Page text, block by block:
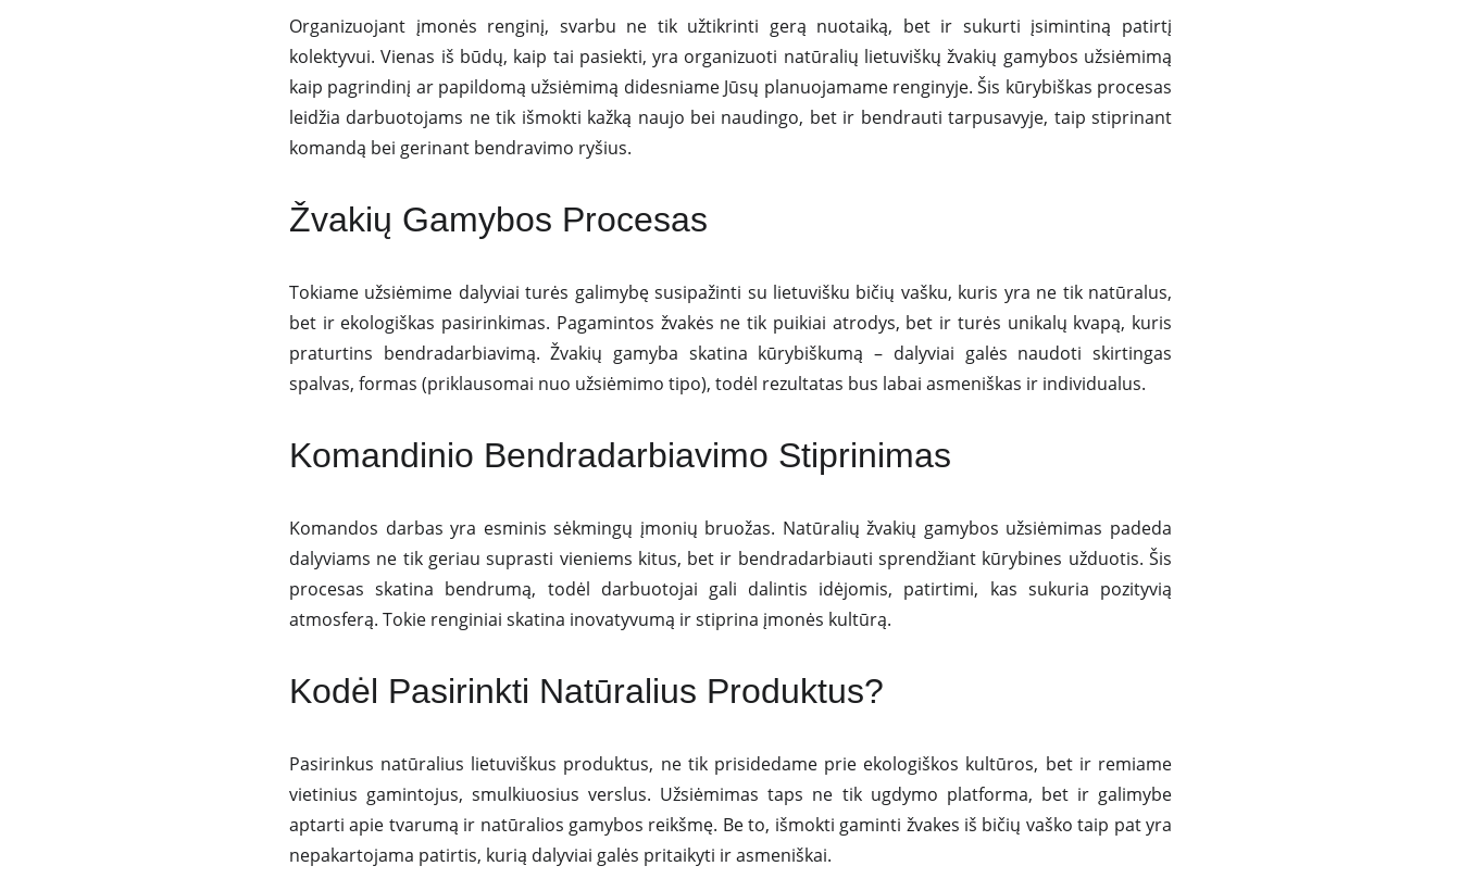
Organizuojant įmonės renginį, svarbu ne tik užtikrinti gerą nuotaiką, bet ir sukurti įsimintiną patirtį
kolektyvui. Vienas iš būdų, kaip tai pasiekti, yra organizuoti natūralių lietuviškų žvakių gamybos užsiėmimą
kaip pagrindinį ar papildomą užsiėmimą didesniame Jūsų planuojamame renginyje. Šis kūrybiškas procesas
leidžia darbuotojams ne tik išmokti kažką naujo bei naudingo, bet ir bendrauti tarpusavyje, taip stiprinant
komandą bei gerinant bendravimo ryšius.
Žvakių Gamybos Procesas
Tokiame užsiėmime dalyviai turės galimybę susipažinti su lietuvišku bičių vašku, kuris yra ne tik natūralus,
bet ir ekologiškas pasirinkimas. Pagamintos žvakės ne tik puikiai atrodys, bet ir turės unikalų kvapą, kuris
praturtins bendradarbiavimą. Žvakių gamyba skatina kūrybiškumą – dalyviai galės naudoti skirtingas
spalvas, formas (priklausomai nuo užsiėmimo tipo), todėl rezultatas bus labai asmeniškas ir individualus.
Komandinio Bendradarbiavimo Stiprinimas
Komandos darbas yra esminis sėkmingų įmonių bruožas. Natūralių žvakių gamybos užsiėmimas padeda
dalyviams ne tik geriau suprasti vieniems kitus, bet ir bendradarbiauti sprendžiant kūrybines užduotis. Šis
procesas skatina bendrumą, todėl darbuotojai gali dalintis idėjomis, patirtimi, kas sukuria pozityvią
atmosferą. Tokie renginiai skatina inovatyvumą ir stiprina įmonės kultūrą.
Kodėl Pasirinkti Natūralius Produktus?
Pasirinkus natūralius lietuviškus produktus, ne tik prisidedame prie ekologiškos kultūros, bet ir remiame
vietinius gamintojus, smulkiuosius verslus. Užsiėmimas taps ne tik ugdymo platforma, bet ir galimybe
aptarti apie tvarumą ir natūralios gamybos reikšmę. Be to, išmokti gaminti žvakes iš bičių vaško taip pat yra
nepakartojama patirtis, kurią dalyviai galės pritaikyti ir asmeniškai.